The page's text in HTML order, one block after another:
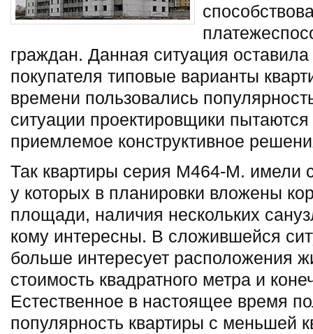
граждан. Данная ситуация
покупателя типовые варианты
времени пользовались
ситуации проектировщики
приемлемое конструктивное
Так квартиры серия М464-М. имели
у которых в планировки вложены
площади, наличия нескольких
кому интересны. В сложившейся
больше интересует расположения
стоимость квадратного метра и
Естественное в настоящее время
популярность квартиры с меньшей